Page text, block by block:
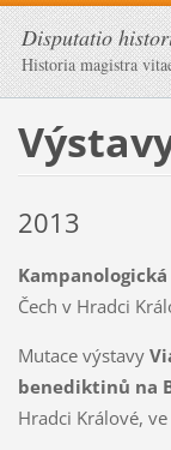
Disputatio
Historia magistra
2013
Čech v Hradci
Mutace výstavy
benediktinů na
Hradci Králové,